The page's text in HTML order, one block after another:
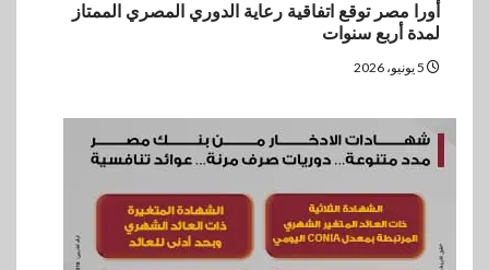
أورا مصر توقع اتفاقية رعاية الدوري المصري الممتاز
لمدة أربع سنوات